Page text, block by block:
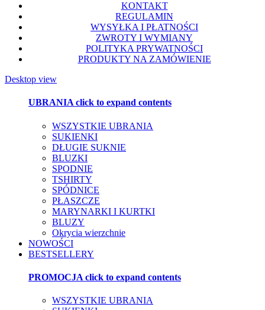
KONTAKT
REGULAMIN
WYSYŁKA I PŁATNOŚCI
ZWROTY I WYMIANY
POLITYKA PRYWATNOŚCI
PRODUKTY NA ZAMÓWIENIE
Desktop view
UBRANIAclick to expand contents
WSZYSTKIE UBRANIA
SUKIENKI
DŁUGIE SUKNIE
BLUZKI
SPODNIE
TSHIRTY
SPÓDNICE
PŁASZCZE
MARYNARKI I KURTKI
BLUZY
Okrycia wierzchnie
NOWOŚCI
BESTSELLERY
PROMOCJA click to expand contents
WSZYSTKIE UBRANIA